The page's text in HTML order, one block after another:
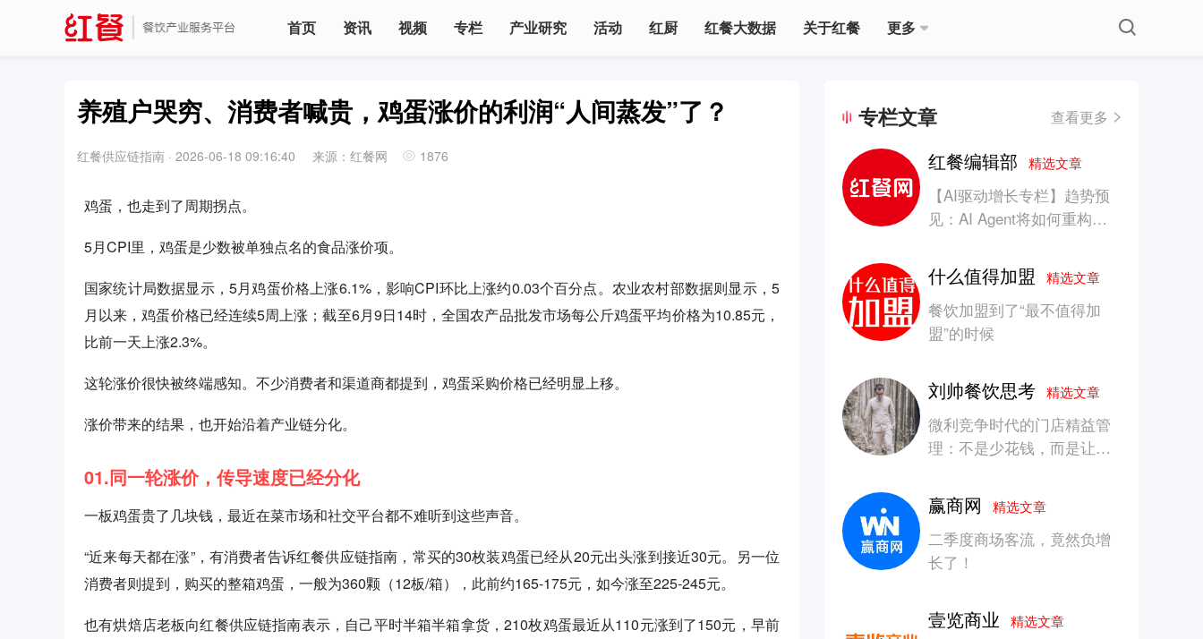
首页 资讯 视频 专栏 产业研究 活动 红厨 红餐大数据 关于红餐 更多
养殖户哭穷、消费者喊贵，鸡蛋涨价的利润“人间蒸发”了？
红餐供应链指南 · 2026-06-18 09:16:40 来源：红餐网 1876
鸡蛋，也走到了周期拐点。
5月CPI里，鸡蛋是少数被单独点名的食品涨价项。
国家统计局数据显示，5月鸡蛋价格上涨6.1%，影响CPI环比上涨约0.03个百分点。农业农村部数据则显示，5
月以来，鸡蛋价格已经连续5周上涨；截至6月9日14时，全国农产品批发市场每公斤鸡蛋平均价格为10.85元，
比前一天上涨2.3%。
这轮涨价很快被终端感知。不少消费者和渠道商都提到，鸡蛋采购价格已经明显上移。
涨价带来的结果，也开始沿着产业链分化。
01.同一轮涨价，传导速度已经分化
一板鸡蛋贵了几块钱，最近在菜市场和社交平台都不难听到这些声音。
“近来每天都在涨”，有消费者告诉红餐供应链指南，常买的30枚装鸡蛋已经从20元出头涨到接近30元。另一位
消费者则提到，购买的整箱鸡蛋，一般为360颗（12板/箱），此前约165-175元，如今涨至225-245元。
也有烘焙店老板向红餐供应链指南表示，自己平时半箱半箱拿货，210枚鸡蛋最近从110元涨到了150元，早前
专栏文章 查看更多
红餐编辑部精选文章
【AI驱动增长专栏】趋势预
见：AI Agent将如何重构消
什么值得加盟精选文章
餐饮加盟到了“最不值得加
盟”的时候
刘帅餐饮思考精选文章
微利竞争时代的门店精益管
理：不是少花钱，而是让每
赢商网精选文章
二季度商场客流，竟然负增
长了！
壹览商业精选文章